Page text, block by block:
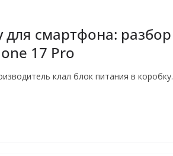
смартфона: разбор
17 Pro
клал блок питания в коробку.